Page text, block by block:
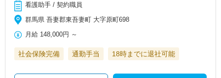
看護助手 / 契約職員
群馬県 吾妻郡東吾妻町 大字原町698
月給 148,000円 ～
社会保険完備 通勤手当 18時までに退社可能